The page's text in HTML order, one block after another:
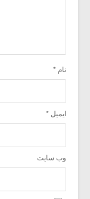
نام *
ایمیل *
وب‌ سایت